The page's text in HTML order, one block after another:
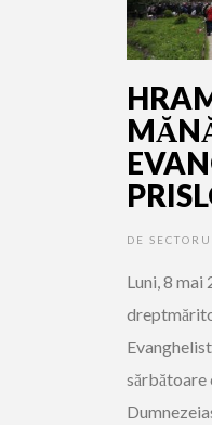
DE
Luni, 8 mai
sărbătoare